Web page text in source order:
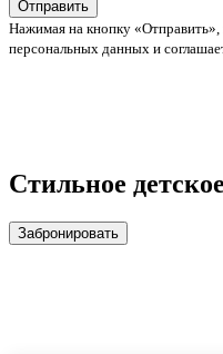
Нажимая на кнопку
персональных данных и
Стильное
Забронировать